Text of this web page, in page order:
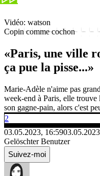
Vidéo: watson
Copin comme cochon
«Paris, une ville
ça pue la pisse...»
Marie-Adèle n'aime pas
week-end à Paris, elle
son gagne-pain, alors c'est
2
03.05.2023, 16:59
Gelöschter Benutzer
Suivez-moi